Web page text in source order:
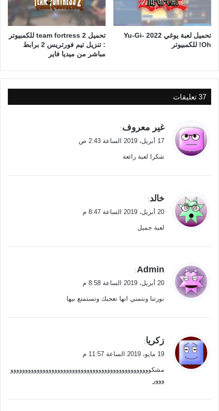
تحميل لعبة يوغي 2022 Yu-Gi-
Oh! للكمبيوتر
تحميل team fortress 2 للكمبيوتر
: تنزيل تيم فورتريس 2 برابط
مباشر من ميديا فاير
‫37 تعليقات
ي
ق
ل
غير معروف:
17 أبريل، 2019 الساعة 2:43 ص
شكرا لعبة رائعة
ي
ق
ل
خالد:
20 أبريل، 2019 الساعة 8:47 م
لعبة جميل
ي
ق
ل
Admin
:
20 أبريل، 2019 الساعة 8:58 م
نورتنا ونتمني انها تعجبك وتستمتع بيها
ي
ق
ل
زكريا:
19 مايو، 2019 الساعة 11:57 م
مشكوووووووووووووووووووووووووووووووووووووووووووووووو
ووور